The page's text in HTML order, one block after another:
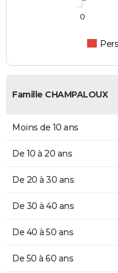
0
Famille CHAMPALOUX
Moins de 10 ans
De 10 à 20 ans
De 20 à 30 ans
De 30 à 40 ans
De 40 à 50 ans
De 50 à 60 ans